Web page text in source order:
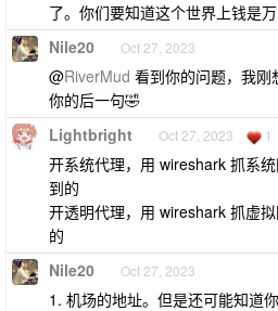
了。你们要知道这个世界上钱是
Nile20 Oct 27, 2023
@RiverMud 看到你的问题，我刚
你的后一句🤣
Lightbright Oct 27, 2023 1
开系统代理，用 wireshark 抓系
到的
开透明代理，用 wireshark 抓虚
的
Nile20 Oct 27, 2023
1. 机场的地址。但是还可能知道